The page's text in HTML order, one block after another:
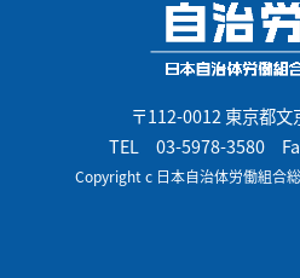
〒112-0012 東京都
TEL 03-5978-3580
Copyright c 日本自治体労働組合